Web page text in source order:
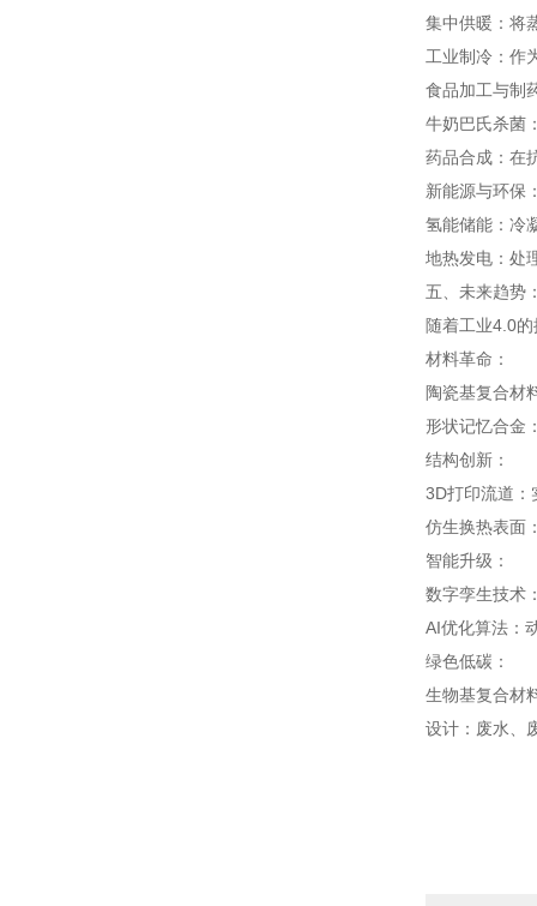
集中供暖：将
工业制冷：作
食品加工与制
牛奶巴氏杀菌
药品合成：在
新能源与环保
氢能储能：冷
地热发电：处
五、未来趋势
随着工业4.0
材料革命：
陶瓷基复合材
形状记忆合金
结构创新：
3D打印流道：
仿生换热表面
智能升级：
数字孪生技术
AI优化算法：
绿色低碳：
生物基复合材
设计：废水、